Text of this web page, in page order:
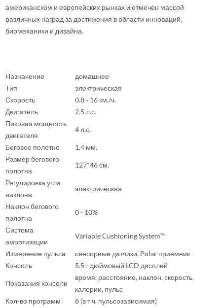
американском и европейских рынках и отмечен массой
различных наград за достижения в области инноваций,
биомеханики и дизайна.
Назначение
домашнее
Тип
электрическая
Скорость
0.8 - 16 км./ч.
Двигатель
2.5 л.с.
Пиковая мощность
двигателя
4 л.с.
Беговое полотно
1.4 мм.
Размер бегового
полотна
127*46 см.
Регулировка угла
наклона
электрическая
Наклон бегового
полотна
0 - 10%
Система
амортизации
Variable Cushioning System™
Измерение пульса
сенсорные датчики, Polar приемник
Консоль
5.5 - дюймовый LCD дисплей
Показания консоли
время, расстояние, наклон, скорость,
калории, пульс
Кол-во программ
8 (в т.ч. пульсозависимая)